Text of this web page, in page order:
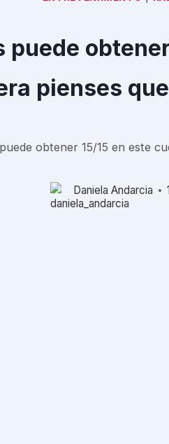
puede
pienses
obtener 15/15 en este
Daniela Andarcia